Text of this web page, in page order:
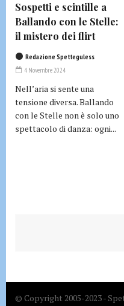
Sospetti e scintille a
Ballando con le Stelle:
il mistero dei flirt
Redazione Spetteguless
4 Novembre 2024
Nell’aria si sente una
tensione diversa. Ballando
con le Stelle non è solo uno
spettacolo di danza: ogni...
© Copyright 2005-2023 -